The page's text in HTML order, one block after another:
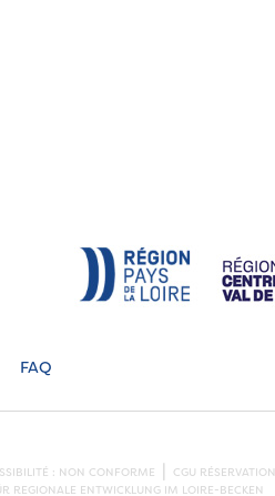
FAQ
: NON CONFORME
CGU RÉSERVATION
REGIONALE ENTWICKLUNG IM LOIRE-BECKEN